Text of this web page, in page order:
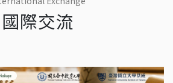
國際交流